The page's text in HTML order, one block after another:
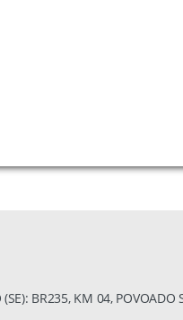
BR235, KM 04,